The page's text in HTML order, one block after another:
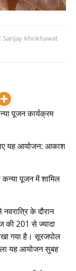
Sanjay Khokhawat
पूजन कार्यक्रम
यह आयोजन: आकाश
कन्या पूजन में शामिल
के दौरान
की 201 से ज्यादा
गया है। सूरजपोल
यह आयोजन सुबह